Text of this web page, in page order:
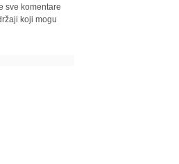
sve komentare
koji mogu